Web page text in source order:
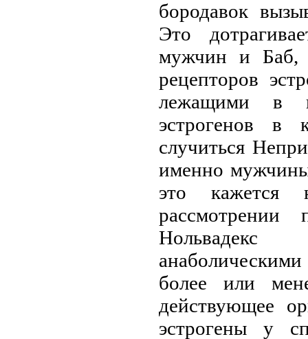
бородавок
Это
мужчин и Баб,
рецепторов
лежащими в
эстрогенов в
случиться
именно
это кажется
рассмотрении
более или
действующее
эстрогены у